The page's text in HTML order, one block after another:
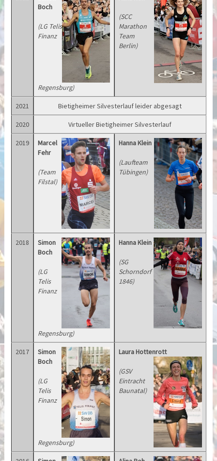
Boch
(LG Telis
Finanz
Regensburg)
(SCC
Marathon
Team
Berlin)
2021 Bietigheimer Silvesterlauf leider abgesagt
2020 Virtueller Bietigheimer Silvesterlauf
2019
Marcel
Fehr
(Team
Filstal)
Hanna Klein
(Laufteam
Tübingen)
2018
Simon
Boch
(LG
Telis
Finanz
Regensburg)
Hanna Klein
(SG
Schorndorf
1846)
2017
Simon
Boch
(LG
Telis
Finanz
Regensburg)
Laura Hottenrott
(GSV
Eintracht
Baunatal)